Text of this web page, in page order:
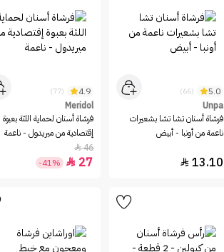
5.0
(66)
Unpa
فرشاة أسنان تشا تشا بشعيرات
ناعمة من أونبا - أبيض
13.10

4.9
(77)
Meridol
فرشاة أسنان لحماية اللثة بعبوة
إقتصادية من ميريدول - ناعمة
46

27

-41%